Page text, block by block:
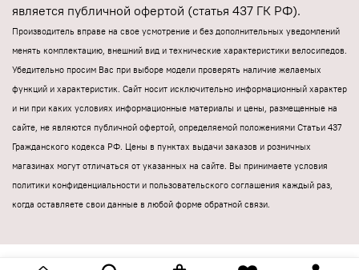
является публичной офертой (статья 437 ГК РФ).
Производитель вправе на свое усмотрение и без дополнительных уведомлений
менять комплектацию, внешний вид и технические характеристики велосипедов.
Убедительно просим Вас при выборе модели проверять наличие желаемых
функций и характеристик. Cайт носит исключительно информационный характер
и ни при каких условиях информационные материалы и цены, размещенные на
сайте, не являются публичной офертой, определяемой положениями Статьи 437
Гражданского кодекса РФ. Цены в пунктах выдачи заказов и розничных
магазинах могут отличаться от указанных на сайте. Вы принимаете условия
политики конфиденциальности и пользовательского соглашения каждый раз,
когда оставляете свои данные в любой форме обратной связи.